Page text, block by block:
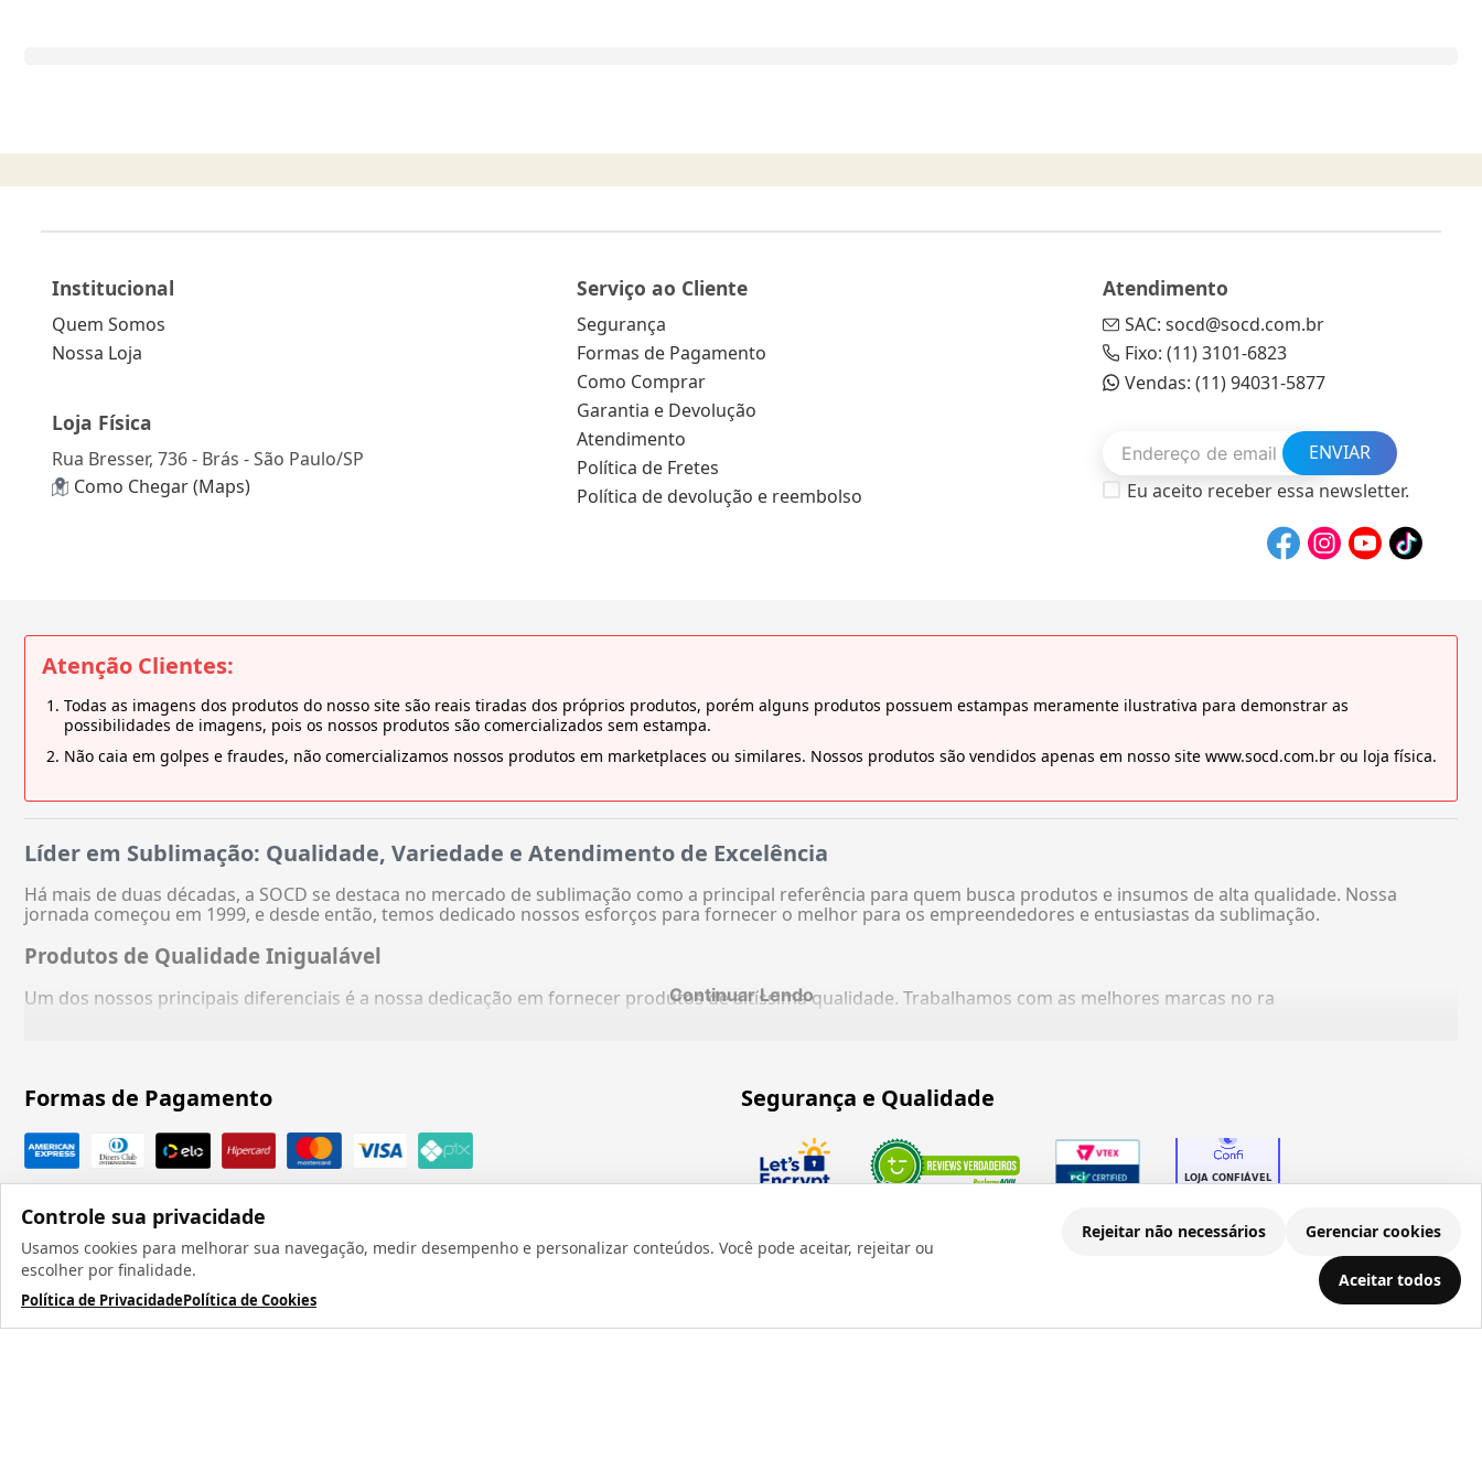
Controle sua privacidade
Usamos cookies para melhorar sua navegação, medir desempenho e personalizar conteúdos. Você pode aceitar, rejeitar ou
escolher por finalidade.
Política de PrivacidadePolítica de Cookies
Rejeitar não necessários Gerenciar cookies
Aceitar todos
Institucional
Quem Somos
Nossa Loja
Loja Física
Rua Bresser, 736 - Brás - São Paulo/SP
Como Chegar (Maps)
Serviço ao Cliente
Segurança
Formas de Pagamento
Como Comprar
Garantia e Devolução
Atendimento
Política de Fretes
Política de devolução e reembolso
Atendimento
SAC: socd@socd.com.br
Fixo: (11) 3101-6823
Vendas: (11) 94031-5877
ENVIAR
Eu aceito receber essa newsletter.
Atenção Clientes:
Todas as imagens dos produtos do nosso site são reais tiradas dos próprios produtos, porém alguns produtos possuem estampas meramente ilustrativa para demonstrar as
possibilidades de imagens, pois os nossos produtos são comercializados sem estampa.
Não caia em golpes e fraudes, não comercializamos nossos produtos em marketplaces ou similares. Nossos produtos são vendidos apenas em nosso site www.socd.com.br ou loja física.
Líder em Sublimação: Qualidade, Variedade e Atendimento de Excelência
Há mais de duas décadas, a SOCD se destaca no mercado de sublimação como a principal referência para quem busca produtos e insumos de alta qualidade. Nossa
jornada começou em 1999, e desde então, temos dedicado nossos esforços para fornecer o melhor para os empreendedores e entusiastas da sublimação.
Produtos de Qualidade Inigualável
Um dos nossos principais diferenciais é a nossa dedicação em fornecer produtos de altíssima qualidade. Trabalhamos com as melhores marcas no ra
Continuar Lendo
Formas de Pagamento Segurança e Qualidade
Todos os direitos reservados 1999 - 2026 | CRIDON COMÉRCIO LTDA EPP | CNPJ: 07.686.203/0001-22